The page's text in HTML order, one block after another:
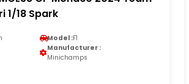
1/18 Spark
Model :F1
Manufacturer :
Minichamps